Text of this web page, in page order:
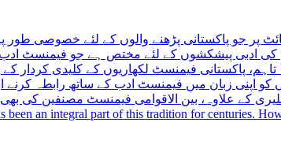
پر جو پاکستانی پڑھنے والوں کے لئے خصوصی طور
کی ادبی پیشکشوں کے لئے مختص ہے جو فیمنسٹ ادب
پاکستانی فیمنسٹ لکھاریوں کے کلیدی کردار کے
کو اپنی زبان میں فیمنسٹ ادب کے ساتھ رابطہ
کے علاوہ، بین الاقوامی فیمنسٹ مصنفین کی